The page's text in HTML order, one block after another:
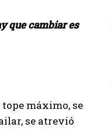
que cambiar es
tope máximo, se
se atrevió